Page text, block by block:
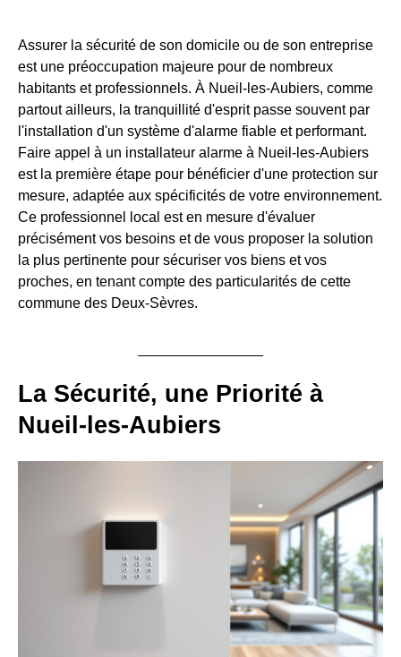
Assurer la sécurité de son domicile ou de son entreprise
est une préoccupation majeure pour de nombreux
habitants et professionnels. À Nueil-les-Aubiers, comme
partout ailleurs, la tranquillité d'esprit passe souvent par
l'installation d'un système d'alarme fiable et performant.
Faire appel à un installateur alarme à Nueil-les-Aubiers
est la première étape pour bénéficier d'une protection sur
mesure, adaptée aux spécificités de votre environnement.
Ce professionnel local est en mesure d'évaluer
précisément vos besoins et de vous proposer la solution
la plus pertinente pour sécuriser vos biens et vos
proches, en tenant compte des particularités de cette
commune des Deux-Sèvres.
La Sécurité, une Priorité à
Nueil-les-Aubiers